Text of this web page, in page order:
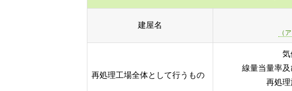
建屋名
（
再処理工場全体として行うもの
気
線量当量率
再処